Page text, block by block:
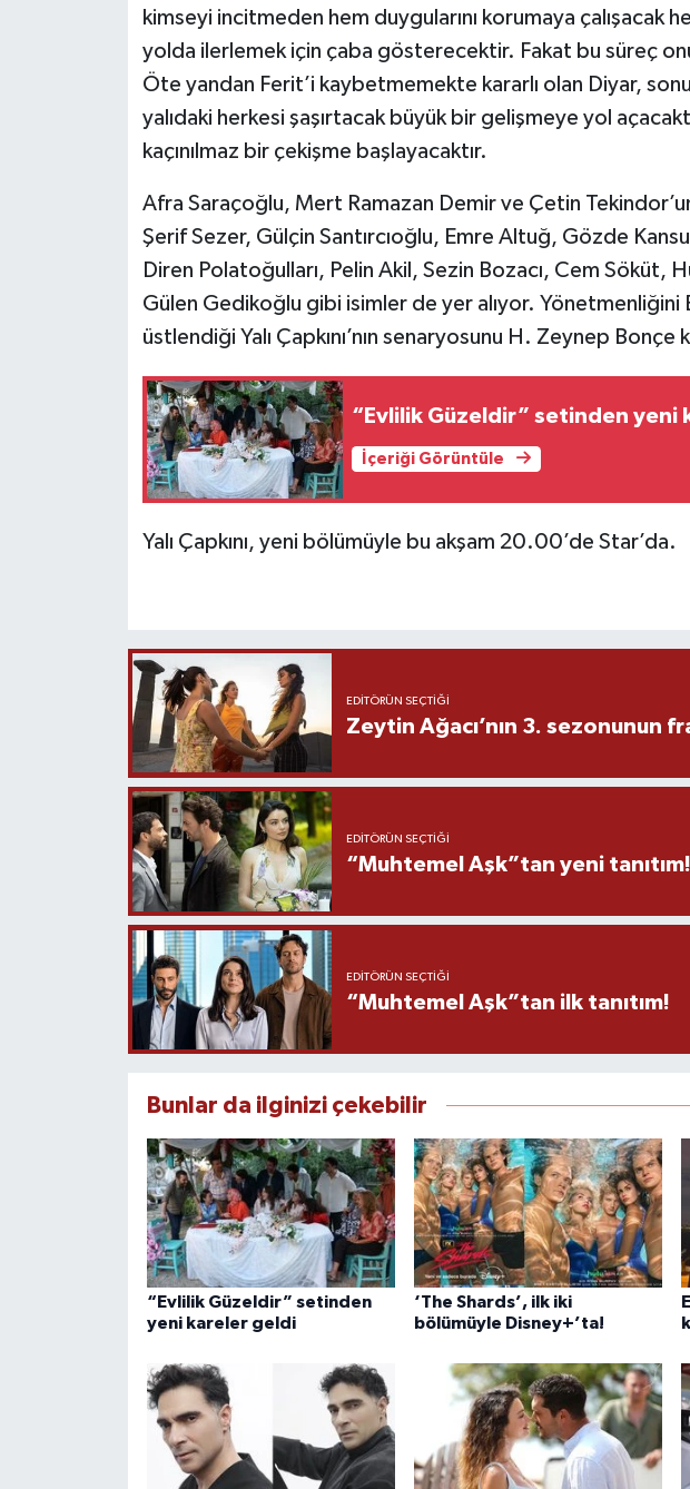
kimseyi incitmeden hem duygularını korumaya çalışacak
yolda ilerlemek için çaba gösterecektir. Fakat bu süreç
Öte yandan Ferit’i kaybetmemekte kararlı olan Diyar,
yalıdaki herkesi şaşırtacak büyük bir gelişmeye yol
kaçınılmaz bir çekişme başlayacaktır.
Afra Saraçoğlu, Mert Ramazan Demir ve Çetin
Şerif Sezer, Gülçin Santırcıoğlu, Emre Altuğ, Gözde
Diren Polatoğulları, Pelin Akil, Sezin Bozacı, Cem Söküt,
Gülen Gedikoğlu gibi isimler de yer alıyor. Yönetmenliğini
üstlendiği Yalı Çapkını’nın senaryosunu H. Zeynep Bonçe
“Evlilik Güzeldir” setinden yeni
İçeriği Görüntüle
Yalı Çapkını, yeni bölümüyle bu akşam 20.00’de Star’da.
EDITÖRÜN SEÇTIĞI
Zeytin Ağacı’nın 3. sezonunun
EDITÖRÜN SEÇTIĞI
“Muhtemel Aşk”tan yeni tanıtım!
EDITÖRÜN SEÇTIĞI
“Muhtemel Aşk”tan ilk tanıtım!
Bunlar da ilginizi çekebilir
“Evlilik Güzeldir” setinden
yeni kareler geldi
‘The Shards’, ilk iki
bölümüyle Disney+’ta!